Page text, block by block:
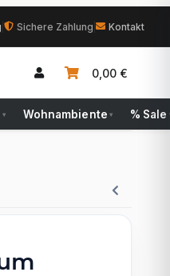
Sichere Zahlung Kontakt
0,00 €
▾ Wohnambiente ▾ % Sale